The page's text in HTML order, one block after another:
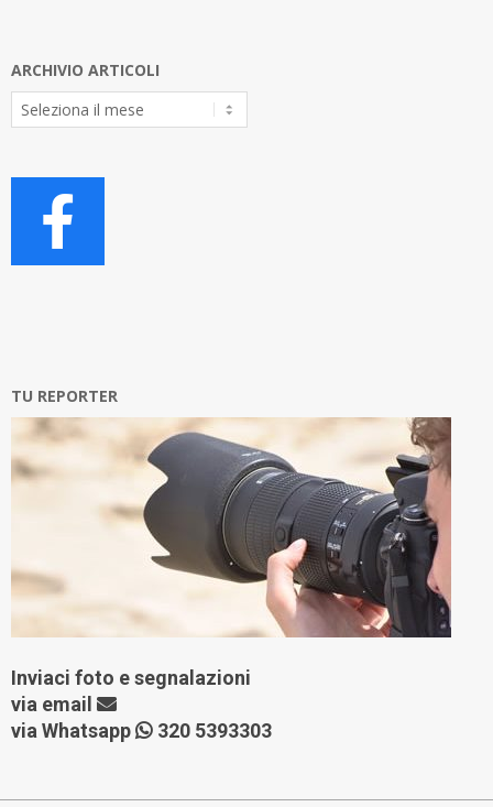
ARCHIVIO ARTICOLI
Archivio
Articoli
TU REPORTER
Inviaci foto e segnalazioni
via email
via Whatsapp
320 5393303